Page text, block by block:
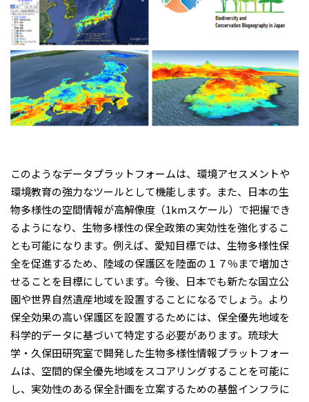
このようなデータプラットフォームは、環境アセスメントや
環境教育の強力なツールとして機能します。また、日本の生
物多様性の空間情報が高解像度（1kmスケール）で把握でき
るようになり、生物多様性の保全政策の実効性を強化するこ
とも可能になります。例えば、愛知目標では、生物多様性保
全を促進するため、陸域の保護区を陸面の１７％まで増加さ
せることを目標にしています。今後、日本でも新たな国立公
園や世界自然遺産地域を設置することになるでしょう。より
保全効果の高い保護区を設置するためには、保全優先地域を
科学的データに基づいて特定する必要があります。琉球大
学・久保田研究室で開発した生物多様性情報プラットフォー
ムは、空間的保全優先地域をスコアリングすることを可能に
し、実効性のある保全計画を立案するための基盤インフラに